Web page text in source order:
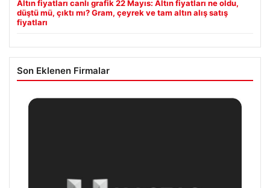
Altın fiyatları canlı grafik 22 Mayıs: Altın fiyatları ne oldu,
düştü mü, çıktı mı? Gram, çeyrek ve tam altın alış satış
fiyatları
Son Eklenen Firmalar